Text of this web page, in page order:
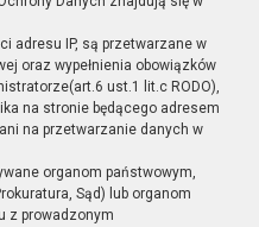
adresu IP, są przetwarzane w
oraz wypełnienia obowiązków
ust.1 lit.c RODO),
na stronie będącego adresem
na przetwarzanie danych w
organom państwowym,
Sąd) lub organom
z prowadzonym